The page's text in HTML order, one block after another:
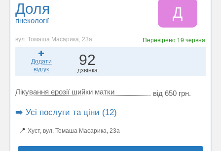
Доля
гінекології Д
вул. Томаша Масарика, 23а Перевірено 19 червня
Додати
відгук
92
дзвінка
Лікування ерозії шийки матки від 650 грн.
➡️ Усі послуги та ціни (12)
📍 Хуст, вул. Томаша Масарика, 23а